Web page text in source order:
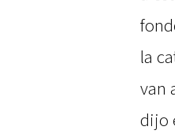
la
van
dijo